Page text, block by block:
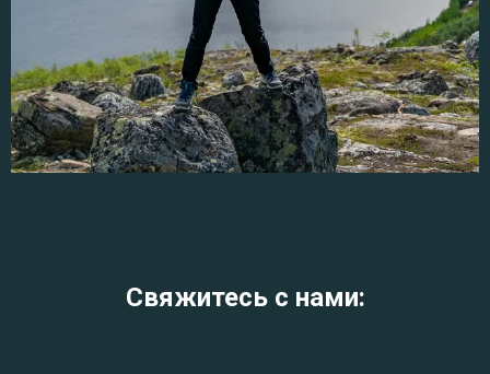
Свяжитесь с нами: